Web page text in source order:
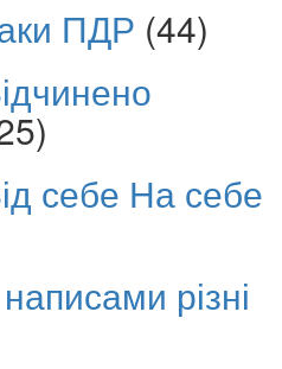
ПДР (44)
себе На себе
різні